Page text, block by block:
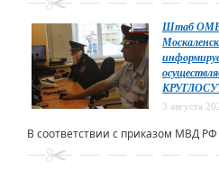
Штаб
3 августа
В соответствии с приказом МВД РФ